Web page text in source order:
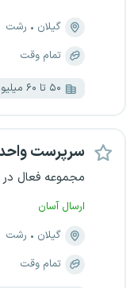
گیلان
رشت
تمام وقت
۵۰ تا ۶۰ میلیون تومان
سرپرست
مجموعه فعال
ارسال آسان
گیلان
رشت
تمام وقت